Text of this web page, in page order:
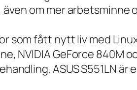
om mer arbetsminne
som fått nytt liv med
NVIDIA GeForce 840M
ASUS S551LN är